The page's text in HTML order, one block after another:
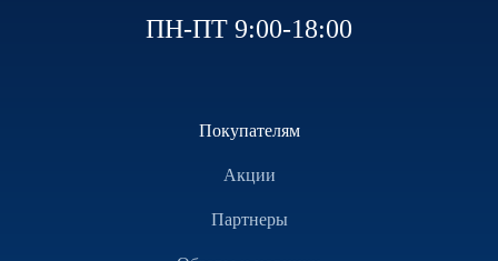
ПН-ПТ 9:00-18:00
Покупателям
Акции
Партнеры